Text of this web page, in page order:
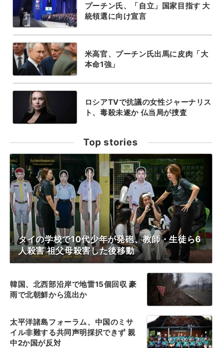
プーチン氏、「自立」国家目指す 大
統領選に向け宣言
米高官、プーチン氏出馬に皮肉「大
本命1強」
ロシアTVで抗議の女性ジャーナリス
ト、毒殺未遂か 仏当局が捜査
Top stories
タイの学校で10代少年が発砲、教師・生徒ら6
人殺害 祖父母殺害した後移動
韓国、北西部沿岸で地雷15個回収 豪
雨で北朝鮮から流出か
太平洋諸島フォーラム、中国のミサ
イル非難する共同声明採択できず 親
中2か国が反対